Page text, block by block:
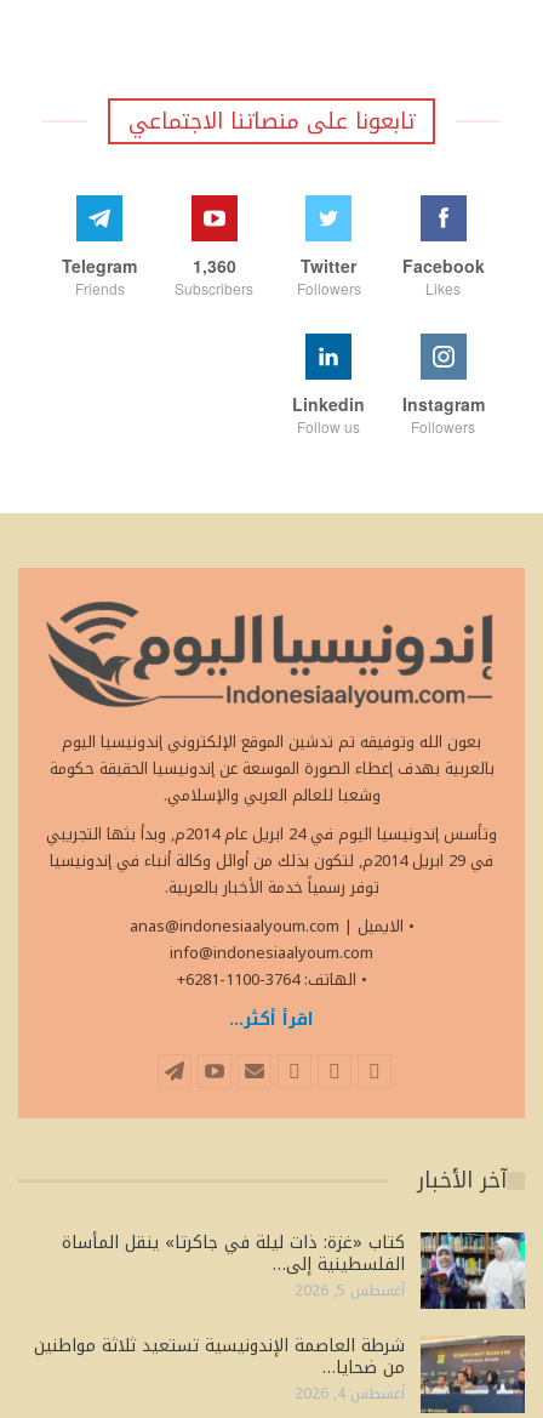
تابعونا على منصاتنا الاجتماعي
Facebook
Likes
Twitter
Followers
1,360
Subscribers
Telegram
Friends
Instagram
Followers
Linkedin
Follow us
بعون الله وتوفيقه تم تدشين الموقع الإلكتروني إندونيسيا اليوم
بالعربية بهدف إعطاء الصورة الموسعة عن إندونيسيا الحقيقة حكومة
وشعبا للعالم العربي والإسلامي.
وتأسس إندونيسيا اليوم في 24 ابريل عام 2014م, وبدأ بثها التجريبي
في 29 ابريل 2014م, لتكون بذلك من أوائل وكالة أنباء في إندونيسيا
توفر رسمياً خدمة الأخبار بالعربية.
• الايميل
anas@indonesiaalyoum.com |
info@indonesiaalyoum.com
• الهاتف: 3764-1100-6281+
اقرأ أكثر...
آخر الأخبار
كتاب «غزة: ذات ليلة في جاكرتا» ينقل المأساة
الفلسطينية إلى…
أغسطس 5, 2026
شرطة العاصمة الإندونيسية تستعيد ثلاثة مواطنين
من ضحايا…
أغسطس 4, 2026